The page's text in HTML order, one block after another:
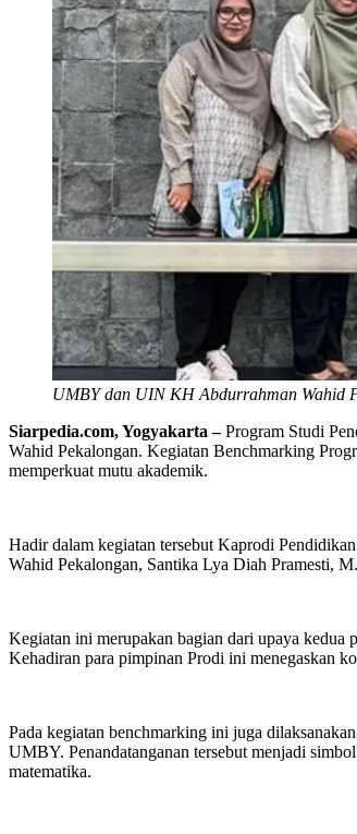
UMBY dan UIN KH Abdurrahman Wahid
Siarpedia.com, Yogyakarta –Program Studi
Wahid Pekalongan. Kegiatan Benchmarking
memperkuat mutu akademik.
Hadir dalam kegiatan tersebut Kaprodi
Wahid Pekalongan, Santika Lya Diah Pramesti,
Kegiatan ini merupakan bagian dari upaya kedua
Kehadiran para pimpinan Prodi ini menegaskan
Pada kegiatan benchmarking ini juga
UMBY. Penandatanganan tersebut menjadi
matematika.